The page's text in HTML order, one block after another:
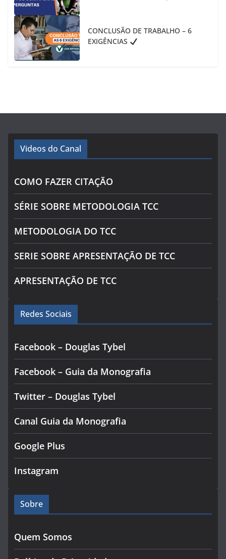
CONCLUSÃO DE TRABALHO – 6
EXIGÊNCIAS
Videos do Canal
COMO FAZER CITAÇÃO
SÉRIE SOBRE METODOLOGIA TCC
METODOLOGIA DO TCC
SERIE SOBRE APRESENTAÇÃO DE TCC
APRESENTAÇÃO DE TCC
Redes Sociais
Facebook – Douglas Tybel
Facebook – Guia da Monografia
Twitter – Douglas Tybel
Canal Guia da Monografia
Google Plus
Instagram
Sobre
Quem Somos